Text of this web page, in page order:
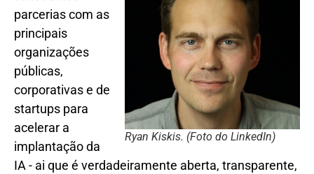
Ryan Kiskis. (Foto do LinkedIn)
parcerias com as
principais
organizações
públicas,
corporativas e de
startups para
acelerar a
implantação da
IA ​​- ai que é verdadeiramente aberta, transparente,